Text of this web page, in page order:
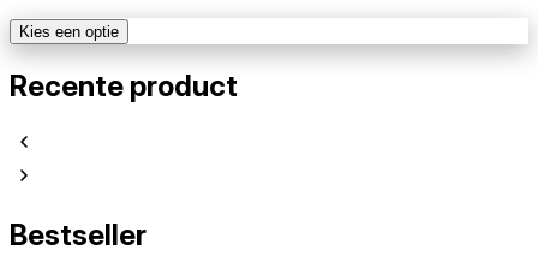
Kies een optie
Recente product
Bestseller